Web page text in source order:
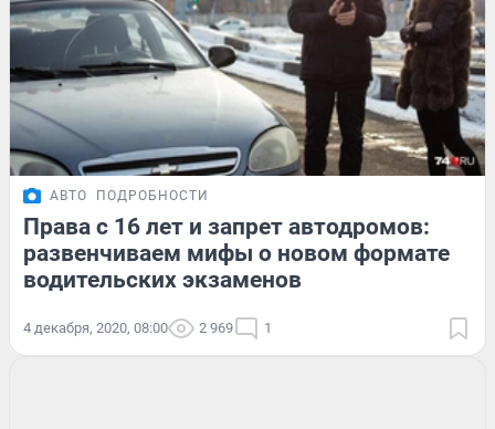
АВТО ПОДРОБНОСТИ
Права с 16 лет и запрет автодромов:
развенчиваем мифы о новом формате
водительских экзаменов
4 декабря, 2020, 08:00 2 969 1